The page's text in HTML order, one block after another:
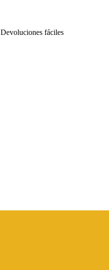
Devoluciones fáciles